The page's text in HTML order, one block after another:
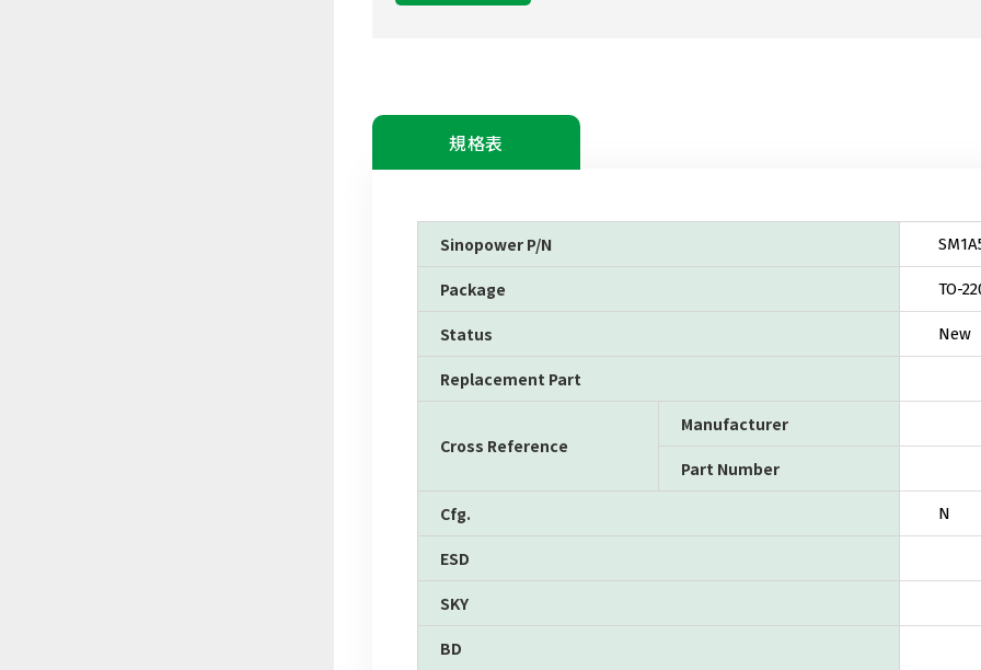
規格表
Sinopower P/N
Package TO-
Status New
Replacement Part
Cross Reference
Manufacturer
Part Number
Cfg. N
ESD
SKY
BD